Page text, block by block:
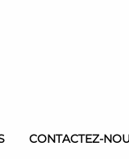
CONTACTEZ-